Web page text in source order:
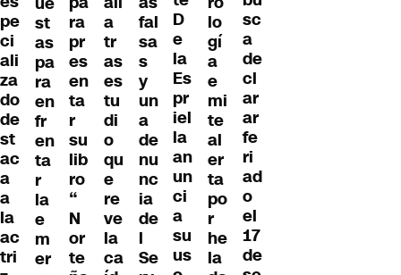
pe
ci
ali
za
do
de
st
ac
a
a
la
ac
tri
st
as
pa
ra
en
fr
en
ta
r
la
e
m
er
ra
pr
es
en
ta
r
su
lib
ro
“
N
or
te
a
tr
as
es
tu
di
o
qu
e
re
ve
la
ca
fal
sa
s
y
un
a
de
nu
nc
ia
de
l
Se
D
e
la
Es
pr
iel
la
an
un
ci
a
su
us
lo
gí
a
e
mi
te
al
er
ta
po
r
he
la
sc
a
de
cl
ar
ar
fe
ri
ad
o
el
17
de